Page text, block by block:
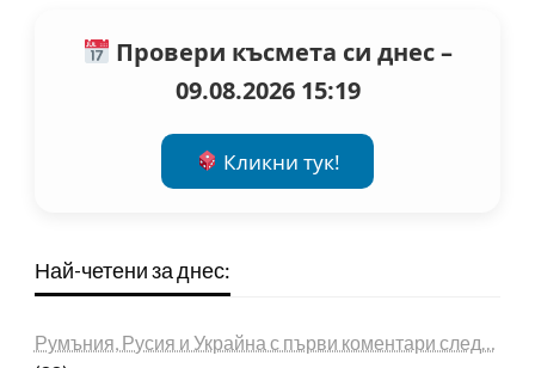
Провери късмета си днес –
09.08.2026 15:19
Кликни тук!
Най-четени за днес:
Румъния, Русия и Украйна с първи коментари след…